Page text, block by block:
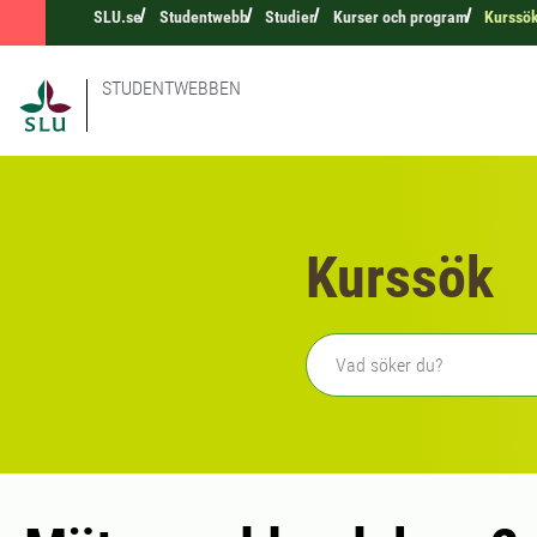
SLU.se Studentwebb Studier Kurser och program
STUDENTWEBBEN
Kurssök
Fritext sökning